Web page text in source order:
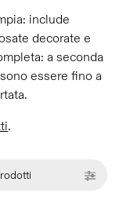
include
decorate e
a seconda
essere fino a
.